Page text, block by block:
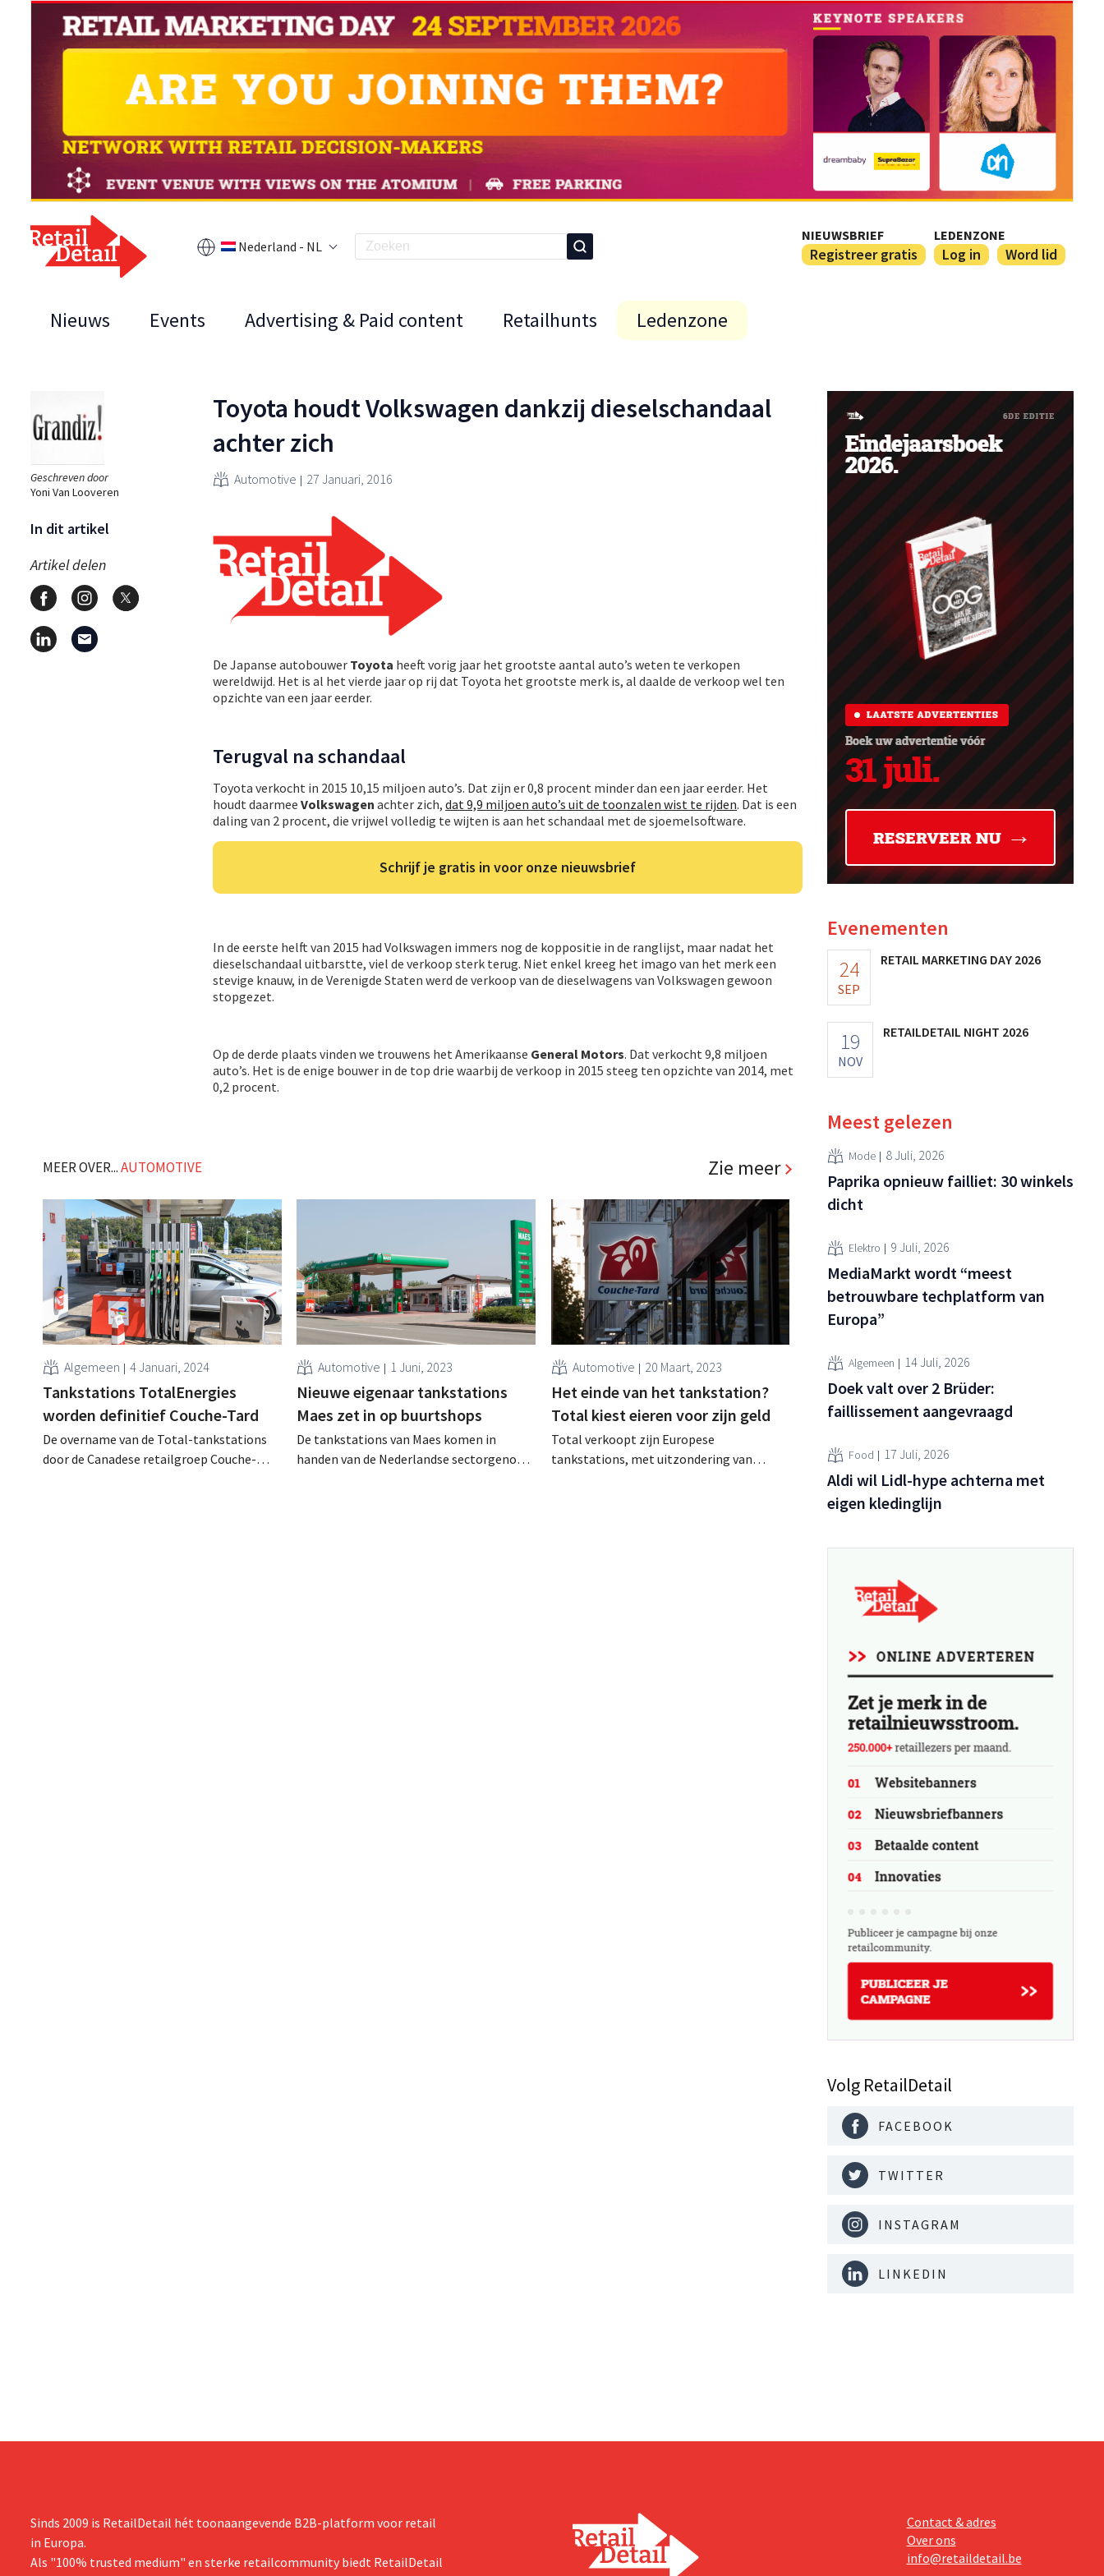
Nederland - NL
NIEUWSBRIEF
Registreer gratis
LEDENZONE
Log in Word lid
Nieuws Events Advertising & Paid content Retailhunts Ledenzone
Geschreven door
Yoni Van Looveren
In dit artikel
Artikel delen
Toyota houdt Volkswagen dankzij dieselschandaal
achter zich
Automotive 27 Januari, 2016
De Japanse autobouwer Toyota heeft vorig jaar het grootste aantal auto’s weten te verkopen
wereldwijd. Het is al het vierde jaar op rij dat Toyota het grootste merk is, al daalde de verkoop wel ten
opzichte van een jaar eerder.
Terugval na schandaal
Toyota verkocht in 2015 10,15 miljoen auto’s. Dat zijn er 0,8 procent minder dan een jaar eerder. Het
houdt daarmee Volkswagen achter zich, dat 9,9 miljoen auto’s uit de toonzalen wist te rijden. Dat is een
daling van 2 procent, die vrijwel volledig te wijten is aan het schandaal met de sjoemelsoftware.
Schrijf je gratis in voor onze nieuwsbrief
In de eerste helft van 2015 had Volkswagen immers nog de koppositie in de ranglijst, maar nadat het
dieselschandaal uitbarstte, viel de verkoop sterk terug. Niet enkel kreeg het imago van het merk een
stevige knauw, in de Verenigde Staten werd de verkoop van de dieselwagens van Volkswagen gewoon
stopgezet.
Op de derde plaats vinden we trouwens het Amerikaanse General Motors. Dat verkocht 9,8 miljoen
auto’s. Het is de enige bouwer in de top drie waarbij de verkoop in 2015 steeg ten opzichte van 2014, met
0,2 procent.
MEER OVER...AUTOMOTIVE Zie meer
Algemeen 4 Januari, 2024
Tankstations TotalEnergies
worden definitief Couche-Tard
De overname van de Total-tankstations
door de Canadese retailgroep Couche-
Automotive 1 Juni, 2023
Nieuwe eigenaar tankstations
Maes zet in op buurtshops
De tankstations van Maes komen in
handen van de Nederlandse sectorgenoot
Automotive 20 Maart, 2023
Het einde van het tankstation?
Total kiest eieren voor zijn geld
Total verkoopt zijn Europese
tankstations, met uitzondering van
Evenementen
24
SEP
RETAIL MARKETING DAY 2026
19
NOV
RETAILDETAIL NIGHT 2026
Meest gelezen
Mode 8 Juli, 2026
Paprika opnieuw failliet: 30 winkels
dicht
Elektro 9 Juli, 2026
MediaMarkt wordt “meest
betrouwbare techplatform van
Europa”
Algemeen 14 Juli, 2026
Doek valt over 2 Brüder:
faillissement aangevraagd
Food 17 Juli, 2026
Aldi wil Lidl-hype achterna met
eigen kledinglijn
Volg RetailDetail
FACEBOOK
TWITTER
INSTAGRAM
LINKEDIN
Sinds 2009 is RetailDetail hét toonaangevende B2B-platform voor retail
in Europa.
Als "100% trusted medium" en sterke retailcommunity biedt RetailDetail
Contact & adres
Over ons
info@retaildetail.be